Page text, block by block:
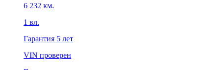
6 232 км.
1 вл.
Гарантия 5 лет
VIN проверен